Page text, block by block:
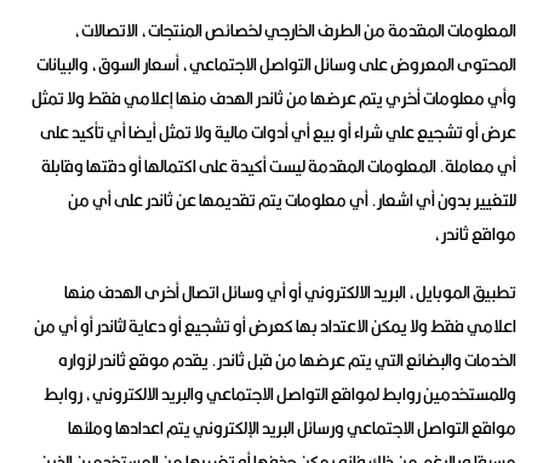
المعلومات المقدمة من الطرف الخارجي لخصائص المنتجات، الاتصالات،
المحتوى المعروض على وسائل التواصل الاجتماعي، أسعار السوق، والبيانات
وأي معلومات أخري يتم عرضها من ثاندر الهدف منها إعلامي فقط ولا تمثل
عرض أو تشجيع علي شراء أو بيع أي أدوات مالية ولا تمثل أيضا أي تأكيد على
أي معاملة. المعلومات المقدمة ليست أكيدة على اكتمالها أو دقتها وقابلة
للتغيير بدون أي اشعار. أي معلومات يتم تقديمها عن ثاندر على أي من
مواقع ثاندر،
تطبيق الموبايل، البريد الالكتروني أو أي وسائل اتصال أخرى الهدف منها
اعلامي فقط ولا يمكن الاعتداد بها كعرض أو تشجيع أو دعاية لثاندر أو أي من
الخدمات والبضائع التي يتم عرضها من قبل ثاندر. يقدم موقع ثاندر لزواره
وللمستخدمين روابط لمواقع التواصل الاجتماعي والبريد الالكتروني، روابط
مواقع التواصل الاجتماعي ورسائل البريد الإلكتروني يتم اعدادها وملئها